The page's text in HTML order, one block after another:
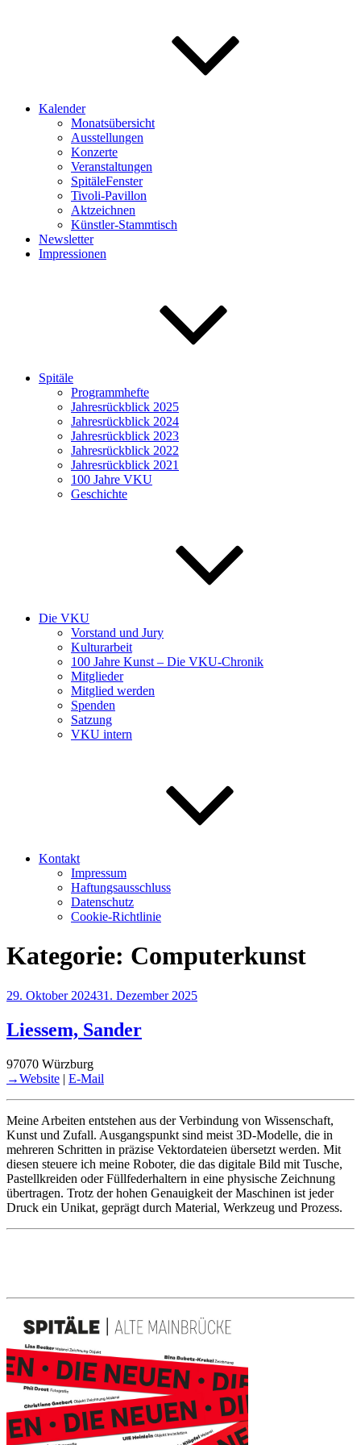
Kalender
Monatsübersicht
Ausstellungen
Konzerte
Veranstaltungen
SpitäleFenster
Tivoli-Pavillon
Aktzeichnen
Künstler-Stammtisch
Newsletter
Impressionen
Spitäle
Programmhefte
Jahresrückblick 2025
Jahresrückblick 2024
Jahresrückblick 2023
Jahresrückblick 2022
Jahresrückblick 2021
100 Jahre VKU
Geschichte
Die VKU
Vorstand und Jury
Kulturarbeit
100 Jahre Kunst – Die VKU-Chronik
Mitglieder
Mitglied werden
Spenden
Satzung
VKU intern
Kontakt
Impressum
Haftungsausschluss
Datenschutz
Cookie-Richtlinie
Kategorie: Computerkunst
Veröffentlicht
29. Oktober 202431. Dezember 2025
Liessem, Sander
97070 Würzburg
→Website | E-Mail
Meine Arbeiten entstehen aus der Verbindung von Wissenschaft,
Kunst und Zufall. Ausgangspunkt sind meist 3D-Modelle, die in
mehreren Schritten in präzise Vektordateien übersetzt werden. Mit
diesen steuere ich meine Roboter, die das digitale Bild mit Tusche,
Pastellkreiden oder Füllfederhaltern in eine physische Zeichnung
übertragen. Trotz der hohen Genauigkeit der Maschinen ist jeder
Druck ein Unikat, geprägt durch Material, Werkzeug und Prozess.